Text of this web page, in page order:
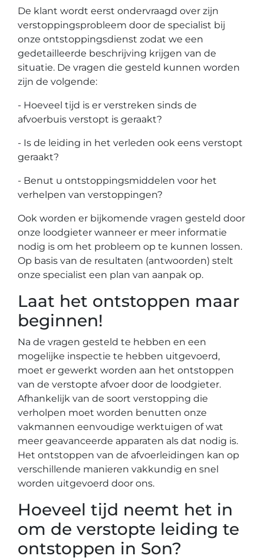
De klant wordt eerst ondervraagd over zijn
verstoppingsprobleem door de specialist bij
onze ontstoppingsdienst zodat we een
gedetailleerde beschrijving krijgen van de
situatie. De vragen die gesteld kunnen worden
zijn de volgende:
- Hoeveel tijd is er verstreken sinds de
afvoerbuis verstopt is geraakt?
- Is de leiding in het verleden ook eens verstopt
geraakt?
- Benut u ontstoppingsmiddelen voor het
verhelpen van verstoppingen?
Ook worden er bijkomende vragen gesteld door
onze loodgieter wanneer er meer informatie
nodig is om het probleem op te kunnen lossen.
Op basis van de resultaten (antwoorden) stelt
onze specialist een plan van aanpak op.
Laat het ontstoppen maar
beginnen!
Na de vragen gesteld te hebben en een
mogelijke inspectie te hebben uitgevoerd,
moet er gewerkt worden aan het ontstoppen
van de verstopte afvoer door de loodgieter.
Afhankelijk van de soort verstopping die
verholpen moet worden benutten onze
vakmannen eenvoudige werktuigen of wat
meer geavanceerde apparaten als dat nodig is.
Het ontstoppen van de afvoerleidingen kan op
verschillende manieren vakkundig en snel
worden uitgevoerd door ons.
Hoeveel tijd neemt het in
om de verstopte leiding te
ontstoppen in Son?